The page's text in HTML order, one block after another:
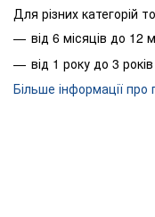
Для різних категорій
від 6 місяців до 12
від 1 року до 3
Більше інформації про